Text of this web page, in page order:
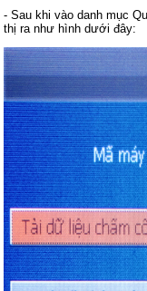
- Sau khi vào danh mục
thị ra như hình dưới đây: